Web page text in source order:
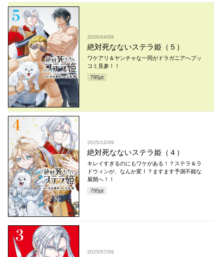
2026/04/09
絶対死なないステラ姫（５）
ワケアリ＆ヤンチャな一同がドラガニアへブッ
コミ見参！！
795pt
2025/12/09
絶対死なないステラ姫（４）
キレイすぎるのにもワケがある！？ステラ＆ラ
ドウィンが、なんか変！？ますます予測不能な
展開へ！！
795pt
2025/07/09